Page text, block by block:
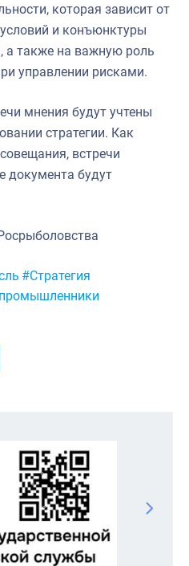
которая зависит от
и конъюнктуры
а также на важную роль
управлении рисками.
мнения будут учтены
стратегии. Как
встречи
документа будут
#Стратегия